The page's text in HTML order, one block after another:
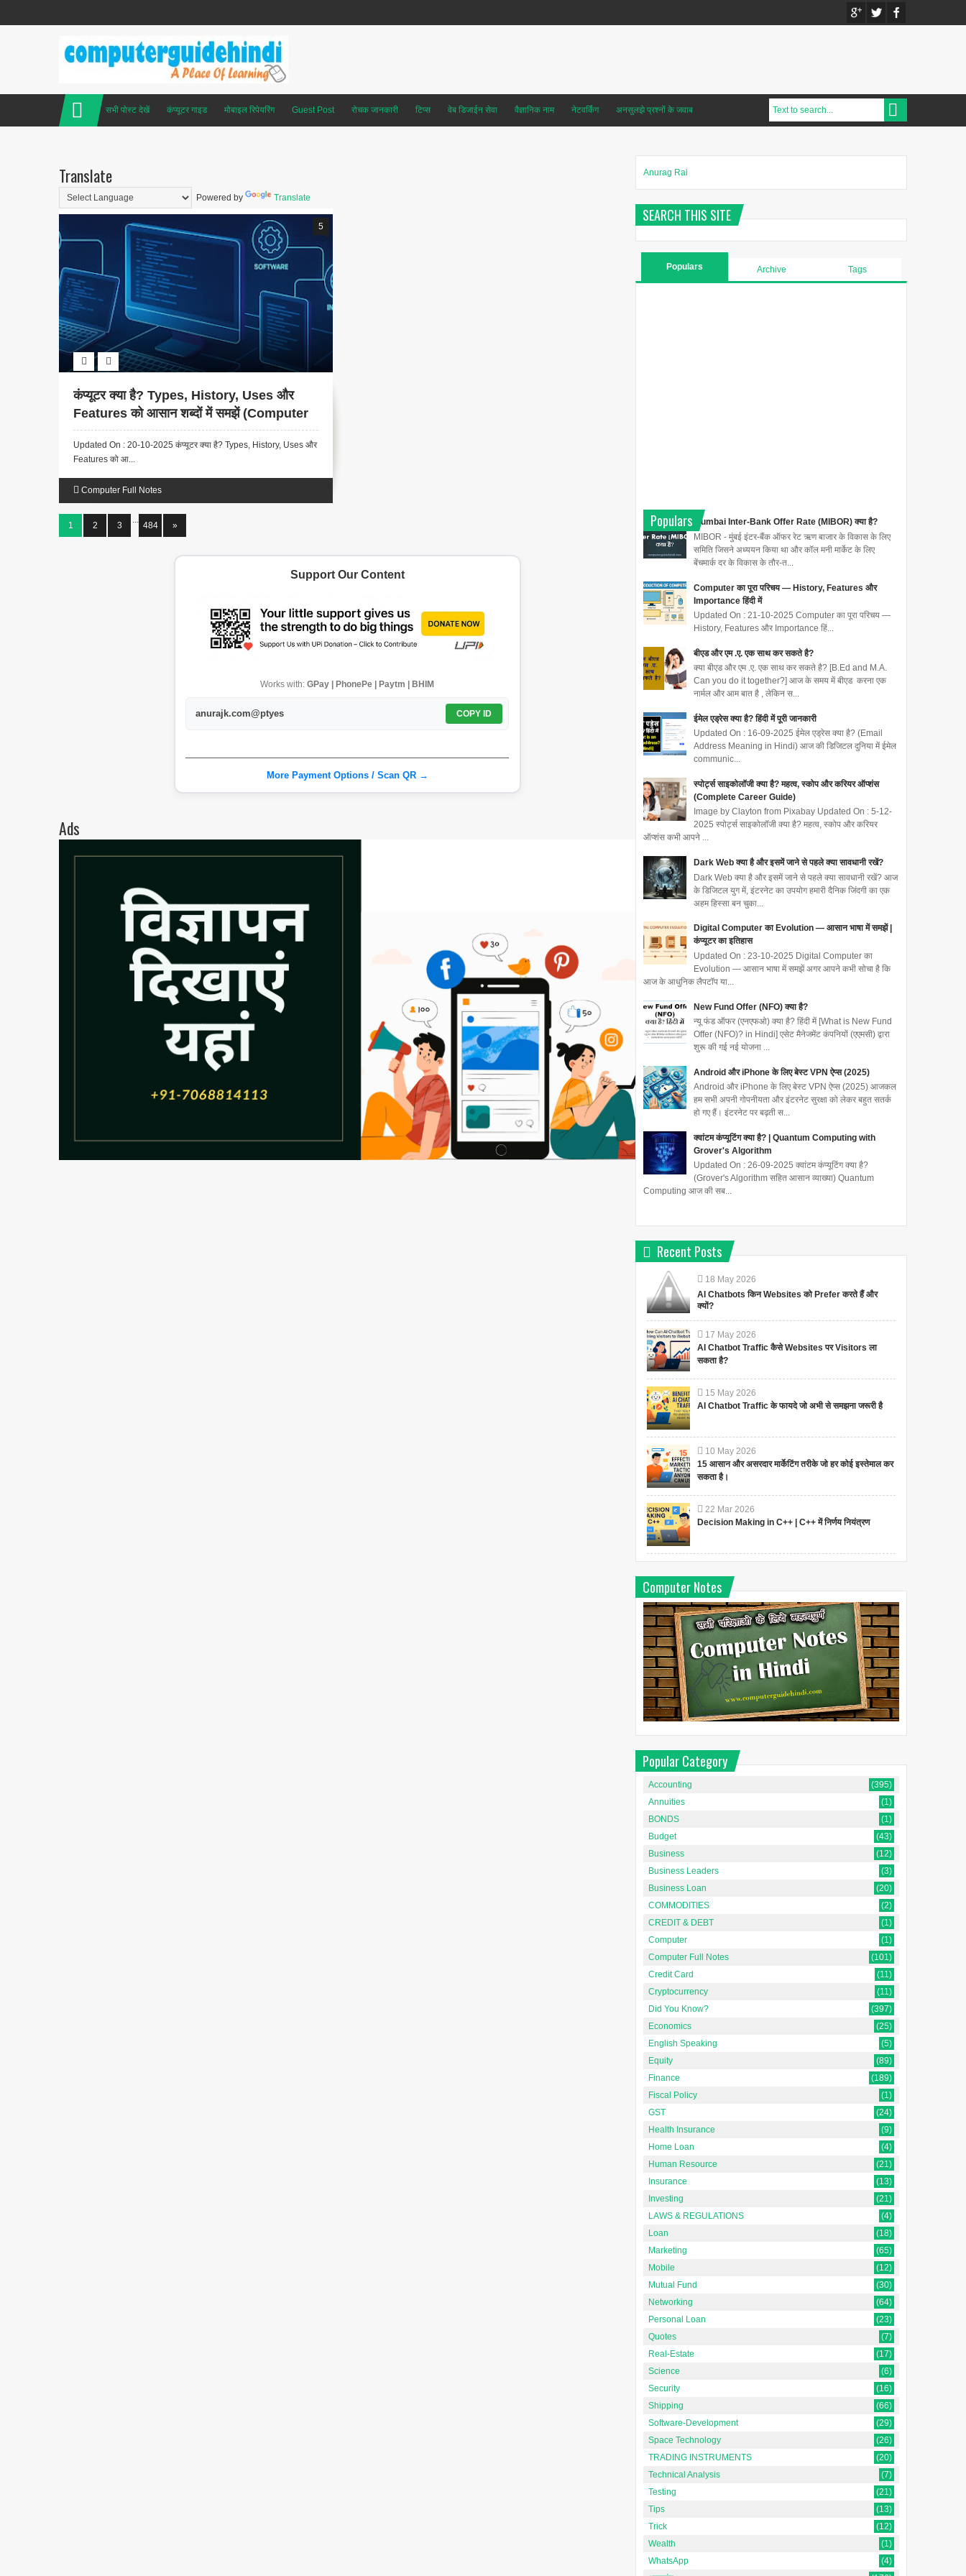
सभी पोस्ट देखें कंप्यूटर गाइड मोबाइल रिपेयरिंग Guest Post रोचक जानकारी टिप्स वेब डिजाईन सेवा वैज्ञानिक नाम नेटवर्किंग अनसुलझे प्रश्नों के जवाब
Translate
Powered by Translate
5
कंप्यूटर क्या है? Types, History, Uses और
Features को आसान शब्दों में समझें (Computer
Basics in Hindi)
Updated On : 20-10-2025 कंप्यूटर क्या है? Types, History, Uses और
Features को आ...
Computer Full Notes
1 2 3
...
484 »
Support Our Content
Works with:GPay | PhonePe | Paytm | BHIM
anurajk.com@ptyes COPY ID
More Payment Options / Scan QR →
Ads
Anurag Rai
SEARCH THIS SITE
Populars Archive Tags
Populars
Mumbai Inter-Bank Offer Rate (MIBOR) क्या है?
MIBOR - मुंबई इंटर-बैंक ऑफर रेट ऋण बाजार के विकास के लिए
समिति जिसने अध्ययन किया था और कॉल मनी मार्केट के लिए
बेंचमार्क दर के विकास के तौर-त...
Computer का पूरा परिचय — History, Features और
Importance हिंदी में
Updated On : 21-10-2025 Computer का पूरा परिचय —
History, Features और Importance हिं...
बीएड और एम .ए. एक साथ कर सकते है?
क्या बीएड और एम .ए. एक साथ कर सकते है? [B.Ed and M.A.
Can you do it together?] आज के समय में बीएड करना एक
नार्मल और आम बात है , लेकिन स...
ईमेल एड्रेस क्या है? हिंदी में पूरी जानकारी
Updated On : 16-09-2025 ईमेल एड्रेस क्या है? (Email
Address Meaning in Hindi) आज की डिजिटल दुनिया में ईमेल
communic...
स्पोर्ट्स साइकोलॉजी क्या है? महत्व, स्कोप और करियर ऑप्शंस
(Complete Career Guide)
Image by Clayton from Pixabay Updated On : 5-12-
2025 स्पोर्ट्स साइकोलॉजी क्या है? महत्व, स्कोप और करियर
ऑप्शंस कभी आपने ...
Dark Web क्या है और इसमें जाने से पहले क्या सावधानी रखें?
Dark Web क्या है और इसमें जाने से पहले क्या सावधानी रखें? आज
के डिजिटल युग में, इंटरनेट का उपयोग हमारी दैनिक जिंदगी का एक
अहम हिस्सा बन चुका...
Digital Computer का Evolution — आसान भाषा में समझें |
कंप्यूटर का इतिहास
Updated On : 23-10-2025 Digital Computer का
Evolution — आसान भाषा में समझें अगर आपने कभी सोचा है कि
आज के आधुनिक लैपटॉप या...
New Fund Offer (NFO) क्या है?
न्यू फंड ऑफर (एनएफओ) क्या है? हिंदी में [What is New Fund
Offer (NFO)? in Hindi] एसेट मैनेजमेंट कंपनियों (एएमसी) द्वारा
शुरू की गई नई योजना ...
Android और iPhone के लिए बेस्ट VPN ऐप्स (2025)
Android और iPhone के लिए बेस्ट VPN ऐप्स (2025) आजकल
हम सभी अपनी गोपनीयता और इंटरनेट सुरक्षा को लेकर बहुत सतर्क
हो गए हैं। इंटरनेट पर बढ़ती स...
क्वांटम कंप्यूटिंग क्या है? | Quantum Computing with
Grover's Algorithm
Updated On : 26-09-2025 क्वांटम कंप्यूटिंग क्या है?
(Grover's Algorithm सहित आसान व्याख्या) Quantum
Computing आज की सब...
Recent Posts
18 May 2026
AI Chatbots किन Websites को Prefer करते हैं और
क्यों?
17 May 2026
AI Chatbot Traffic कैसे Websites पर Visitors ला
सकता है?
15 May 2026
AI Chatbot Traffic के फायदे जो अभी से समझना जरूरी है
10 May 2026
15 आसान और असरदार मार्केटिंग तरीके जो हर कोई इस्तेमाल कर
सकता है।
22 Mar 2026
Decision Making in C++ | C++ में निर्णय नियंत्रण
Computer Notes
Popular Category
Accounting
(395)
Annuities
(1)
BONDS
(1)
Budget
(43)
Business
(12)
Business Leaders
(3)
Business Loan
(20)
COMMODITIES
(2)
CREDIT & DEBT
(1)
Computer
(1)
Computer Full Notes
(101)
Credit Card
(11)
Cryptocurrency
(11)
Did You Know?
(397)
Economics
(25)
English Speaking
(5)
Equity
(89)
Finance
(189)
Fiscal Policy
(1)
GST
(24)
Health Insurance
(9)
Home Loan
(4)
Human Resource
(21)
Insurance
(13)
Investing
(21)
LAWS & REGULATIONS
(4)
Loan
(18)
Marketing
(65)
Mobile
(12)
Mutual Fund
(30)
Networking
(64)
Personal Loan
(23)
Quotes
(7)
Real-Estate
(17)
Science
(6)
Security
(16)
Shipping
(66)
Software-Development
(29)
Space Technology
(26)
TRADING INSTRUMENTS
(20)
Technical Analysis
(7)
Testing
(21)
Tips
(13)
Trick
(12)
Wealth
(1)
WhatsApp
(4)